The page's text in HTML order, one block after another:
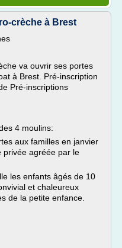
crèche à Brest
va ouvrir ses portes
à Brest. Pré-inscription
Pré-inscriptions
4 moulins:
aux familles en janvier
privée agréée par le
les enfants âgés de 10
et chaleureux
de la petite enfance.